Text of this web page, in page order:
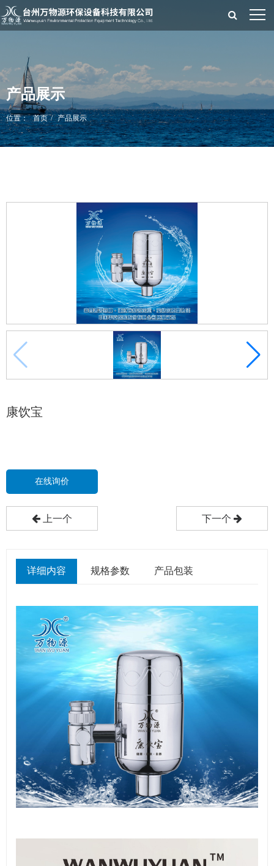
产品展示
位置： 首页 产品展示
康饮宝
在线询价
上一个 下一个
详细内容 规格参数 产品包装